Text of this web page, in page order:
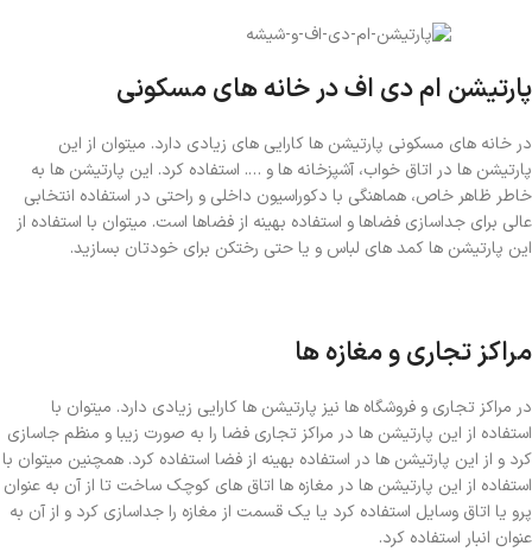
پارتیشن ام دی اف در خانه های مسکونی
در خانه های مسکونی پارتیشن ها کارایی های زیادی دارد. میتوان از این
پارتیشن ها در اتاق خواب، آشپزخانه ها و …. استفاده کرد. این پارتیشن ها به
خاطر ظاهر خاص، هماهنگی با دکوراسیون داخلی و راحتی در استفاده انتخابی
عالی برای جداسازی فضاها و استفاده بهینه از فضاها است. میتوان با استفاده از
این پارتیشن ها کمد های لباس و یا حتی رختکن برای خودتان بسازید.
مراکز تجاری و مغازه ها
در مراکز تجاری و فروشگاه ها نیز پارتیشن ها کارایی زیادی دارد. میتوان با
استفاده از این پارتیشن ها در مراکز تجاری فضا را به صورت زیبا و منظم جاسازی
کرد و از این پارتیشن ها در استفاده بهینه از فضا استفاده کرد. همچنین میتوان با
استفاده از این پارتیشن ها در مغازه ها اتاق های کوچک ساخت تا از آن به عنوان
پرو یا اتاق وسایل استفاده کرد یا یک قسمت از مغازه را جداسازی کرد و از آن به
عنوان انبار استفاده کرد.